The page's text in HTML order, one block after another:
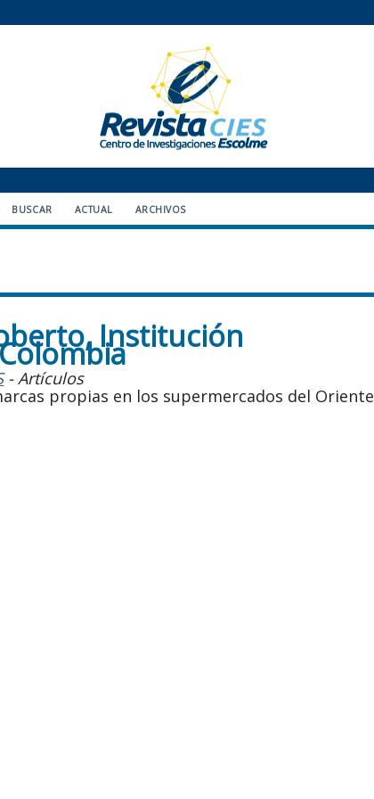
BUSCAR ACTUAL ARCHIVOS
Institución
- Artículos
propias en los supermercados del Oriente